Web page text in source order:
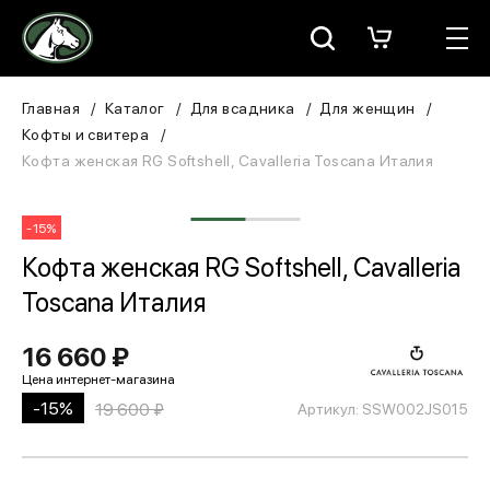
Москва
Для всадника
В конюшню
ЗООТОВАРЫ
Для собаки
Сувениры/Подарки
Главная Каталог Для всадника
Для женщин
Кофты и свитера
Кофта женская RG Softshell, Cavalleria Toscana Италия
-15%
Кофта женская RG Softshell, Cavalleria
Toscana Италия
Артикул: SSW002JS015
16 660 ₽
-15% 19 600 ₽